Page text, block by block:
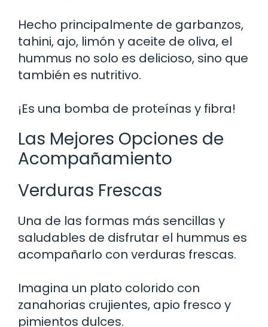
Hecho principalmente de garbanzos,
tahini, ajo, limón y aceite de oliva, el
hummus no solo es delicioso, sino que
también es nutritivo.
¡Es una bomba de proteínas y fibra!
Las Mejores Opciones de
Acompañamiento
Verduras Frescas
Una de las formas más sencillas y
saludables de disfrutar el hummus es
acompañarlo con verduras frescas.
Imagina un plato colorido con
zanahorias crujientes, apio fresco y
pimientos dulces.